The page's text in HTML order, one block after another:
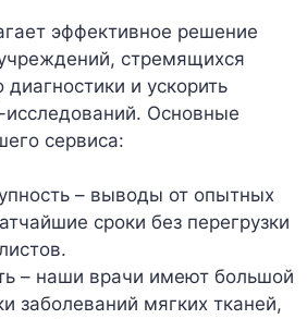
эффективное решение
стремящихся
диагностики и ускорить
Основные
сервиса:
– выводы от опытных
сроки без перегрузки
– наши врачи имеют большой
заболеваний мягких тканей,